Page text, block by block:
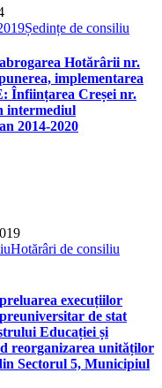
Ședințe de consiliu
Hotărârii nr.
implementarea
Înființarea Creșei nr.
intermediul
2014-2020
Hotărâri de consiliu
execuțiilor
de stat
Educației și
reorganizarea unităților
Sectorul 5, Municipiul